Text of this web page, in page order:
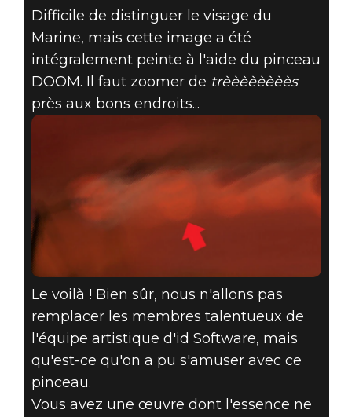
Difficile de distinguer le visage du
Marine, mais cette image a été
intégralement peinte à l'aide du pinceau
DOOM. Il faut zoomer de trèèèèèèèès
près aux bons endroits...
Le voilà ! Bien sûr, nous n'allons pas
remplacer les membres talentueux de
l'équipe artistique d'id Software, mais
qu'est-ce qu'on a pu s'amuser avec ce
pinceau.
Vous avez une œuvre dont l'essence ne